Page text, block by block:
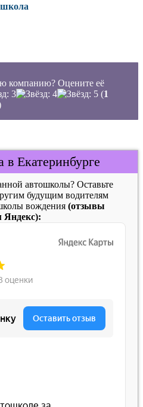
компанию? Оцените её
(1
Екатеринбурге
автошколы? Оставьте
будущим водителям
вождения (отзывы
Яндекс):